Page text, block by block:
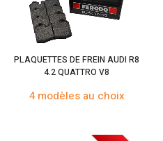
PLAQUETTES DE FREIN AUDI R8
4.2 QUATTRO V8
4 modèles au choix